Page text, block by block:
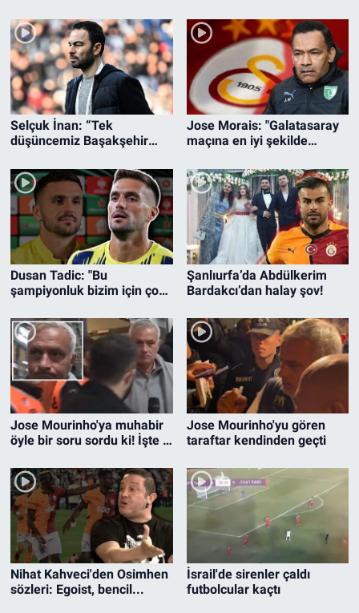
Selçuk İnan: “Tek
düşüncemiz Başakşehir
Jose Morais: "Galatasaray
maçına en iyi şekilde
Dusan Tadic: "Bu
şampiyonluk bizim için çok
Şanlıurfa’da Abdülkerim
Bardakcı’dan halay şov!
Jose Mourinho'ya muhabir
öyle bir soru sordu ki! İşte o
Jose Mourinho'yu gören
taraftar kendinden geçti
Nihat Kahveci'den Osimhen
sözleri: Egoist, bencil...
İsrail'de sirenler çaldı
futbolcular kaçtı